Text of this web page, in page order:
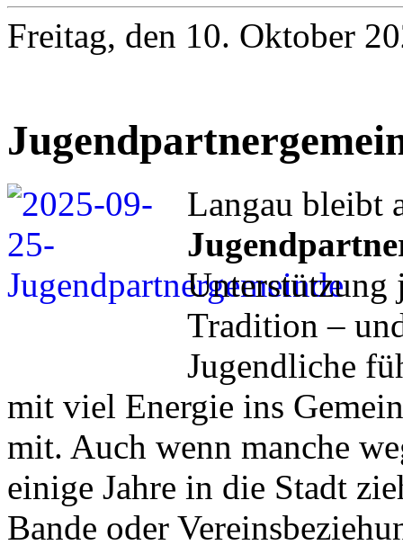
Freitag, den 10. Oktober
Langau bleibt
Unterstützung
Tradition –
Jugendliche
mit viel Energie ins
mit. Auch wenn manche
einige Jahre in die Stadt
Bande oder